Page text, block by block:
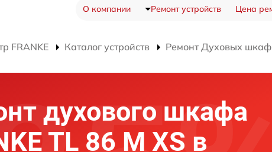
О компании Ремонт устройств Цена
FRANKE Каталог устройств Ремонт Духовых
духового шкафа
TL 86 M XS в